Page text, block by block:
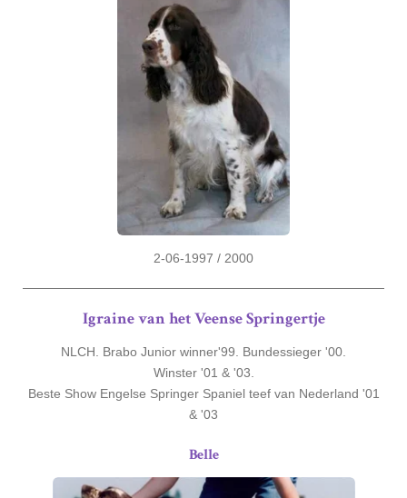
2-06-1997 / 2000
Igraine van het Veense Springertje
NLCH. Brabo Junior winner'99. Bundessieger '00.
Winster '01 & '03.
Beste Show Engelse Springer Spaniel teef van Nederland '01
& '03
Belle